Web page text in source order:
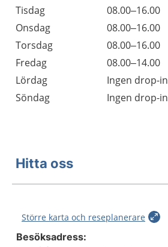
Tisdag
08.00–16.00
Onsdag
08.00–16.00
Torsdag
08.00–16.00
Fredag
08.00–14.00
Lördag
Ingen drop-in
Söndag
Ingen drop-in
Hitta oss
Större karta och reseplanerare
Besöksadress: